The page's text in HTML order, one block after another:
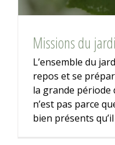
Missions du
L’ensemble du
repos et se
la grande période
n’est pas parce
bien présents